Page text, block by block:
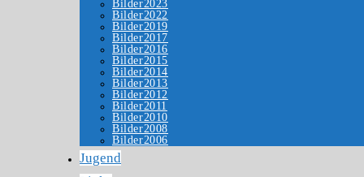
Bilder2023
Bilder2022
Bilder2019
Bilder2017
Bilder2016
Bilder2015
Bilder2014
Bilder2013
Bilder2012
Bilder2011
Bilder2010
Bilder2008
Bilder2006
Jugend